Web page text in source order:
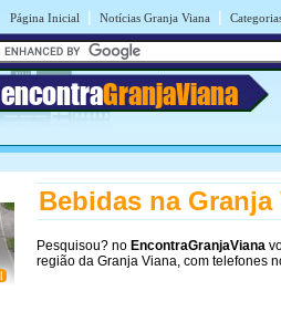
Página Inicial | Notícias Granja Viana |
encontraGranjaViana
Bebidas na Granja
Pesquisou? no EncontraGranjaViana
região da Granja Viana, com telefones